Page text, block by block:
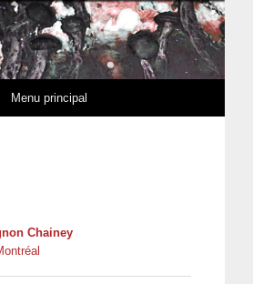
MuseMedusa
ET D'ART MODERNES
Menu principal
Chainey